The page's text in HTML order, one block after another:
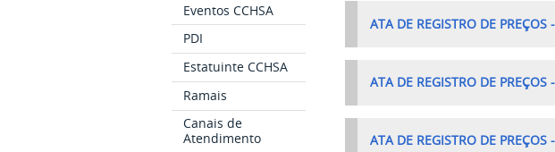
Eventos CCHSA
PDI
Estatuinte CCHSA
Ramais
Canais de
Atendimento
ATA DE REGISTRO DE PREÇOS
ATA DE REGISTRO DE PREÇOS
ATA DE REGISTRO DE PREÇOS